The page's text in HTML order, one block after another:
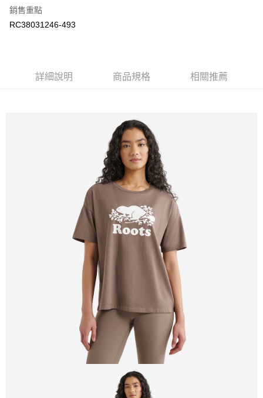
台灣樂天信用卡公司
玉山商業銀行
台灣樂天信用卡公司
免運費
銷售重點
RC38031246-493
詳細說明 商品規格 相關推薦